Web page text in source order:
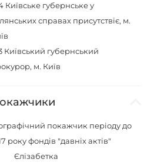
Київське губернське у
справах присутствіє, м.
Київський губернський
м. Київ
покажчик періоду до
року фондів "давніх актів"
Єлізабетка